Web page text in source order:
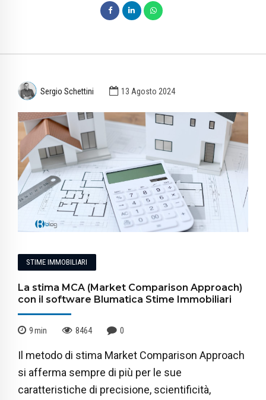
Sergio Schettini 13 Agosto 2024
STIME IMMOBILIARI
La stima MCA (Market Comparison Approach)
con il software Blumatica Stime Immobiliari
9min 8464 0
Il metodo di stima Market Comparison Approach
si afferma sempre di più per le sue
caratteristiche di precisione, scientificità,